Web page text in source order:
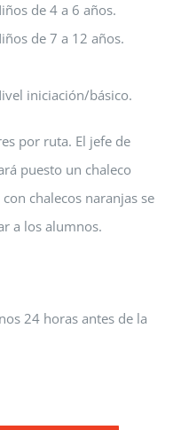
de 4 a 6 años.
de 7 a 12 años.
iniciación/básico.
por ruta. El jefe de
puesto un chaleco
chalecos naranjas se
a los alumnos.
24 horas antes de la